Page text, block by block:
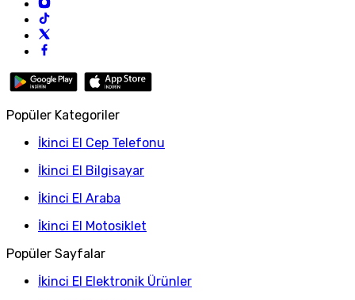
Popüler Kategoriler
İkinci El Cep Telefonu
İkinci El Bilgisayar
İkinci El Araba
İkinci El Motosiklet
Popüler Sayfalar
İkinci El Elektronik Ürünler